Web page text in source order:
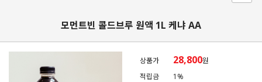
모먼트빈 콜드브루 원액 1L 케냐 AA
상품가 28,800원
적립금
1%